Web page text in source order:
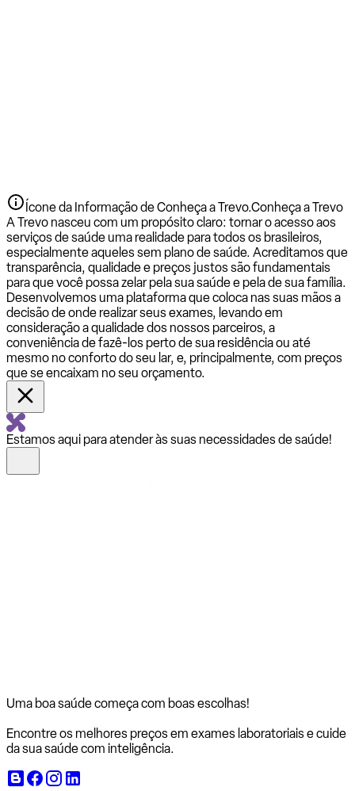
Ícone da Informação de Conheça a Trevo.Conheça a Trevo
A Trevo nasceu com um propósito claro: tornar o acesso aos
serviços de saúde uma realidade para todos os brasileiros,
especialmente aqueles sem plano de saúde. Acreditamos que
transparência, qualidade e preços justos são fundamentais
para que você possa zelar pela sua saúde e pela de sua família.
Desenvolvemos uma plataforma que coloca nas suas mãos a
decisão de onde realizar seus exames, levando em
consideração a qualidade dos nossos parceiros, a
conveniência de fazê-los perto de sua residência ou até
mesmo no conforto do seu lar, e, principalmente, com preços
que se encaixam no seu orçamento.
Estamos aqui para atender às suas necessidades de saúde!
Uma boa saúde começa com boas escolhas!
Encontre os melhores preços em exames laboratoriais e cuide
da sua saúde com inteligência.